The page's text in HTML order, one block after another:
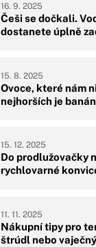
Češi se dočkali.
dostanete úplně
16. 9. 2025
Ovoce, které nám
nejhorších je banán
15. 8. 2025
Do prodlužovačky
rychlovarné
15. 12. 2025
Nákupní tipy pro
štrúdl nebo
11. 11. 2025